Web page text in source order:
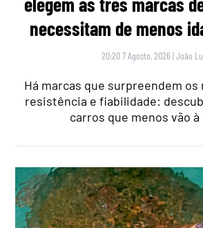
necessitam de menos
20:20 7 Agosto, 2026 |João
Há marcas que surpreendem os
resistência e fiabilidade:
carros que menos vão